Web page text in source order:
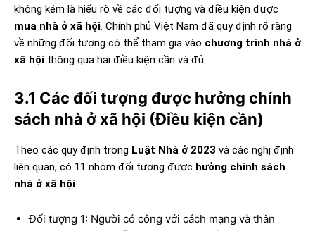
không kém là hiểu rõ về các đối tượng và điều kiện được
mua nhà ở xã hội. Chính phủ Việt Nam đã quy định rõ ràng
về những đối tượng có thể tham gia vào chương trình nhà ở
xã hội thông qua hai điều kiện cần và đủ.
3.1 Các đối tượng được hưởng chính
sách nhà ở xã hội (Điều kiện cần)
Theo các quy định trong Luật Nhà ở 2023 và các nghị định
liên quan, có 11 nhóm đối tượng được hưởng chính sách
nhà ở xã hội:
Đối tượng 1: Người có công với cách mạng và thân